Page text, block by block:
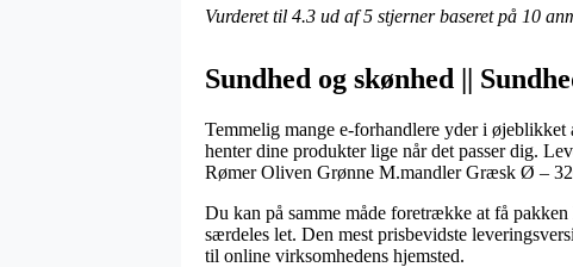
Vurderet til 4.3 ud af 5 stjerner baseret på 10
Sundhed og skønhed ||
Temmelig mange e-forhandlere yder i
henter dine produkter lige når det passer dig.
Rømer Oliven Grønne M.mandler Græsk Ø –
Du kan på samme måde foretrække at få
særdeles let. Den mest prisbevidste
til online virksomhedens hjemsted.